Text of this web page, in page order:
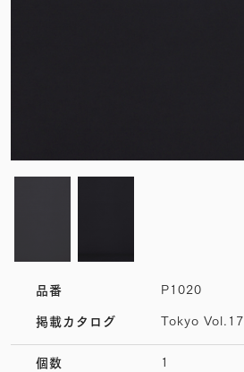
品番 P1020
掲載カタログ Tokyo Vol.17
個数 1